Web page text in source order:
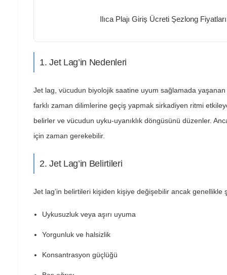
Ilıca Plajı Giriş Ücreti Şezlong
1. Jet Lag’in Nedenleri
Jet lag, vücudun biyolojik saatine uyum sağlamada
farklı zaman dilimlerine geçiş yapmak sirkadiyen ritmi
belirler ve vücudun uyku-uyanıklık döngüsünü düzenler.
için zaman gerekebilir.
2. Jet Lag’in Belirtileri
Jet lag’in belirtileri kişiden kişiye değişebilir ancak genellikle
Uykusuzluk veya aşırı uyuma
Yorgunluk ve halsizlik
Konsantrasyon güçlüğü